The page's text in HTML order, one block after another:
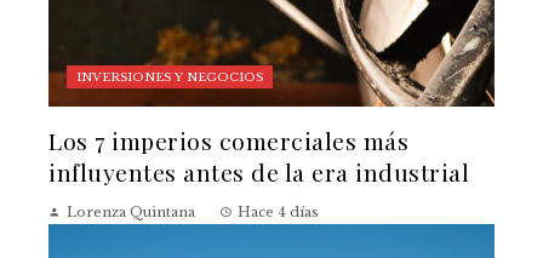
INVERSIONES Y NEGOCIOS
Los 7 imperios comerciales más
influyentes antes de la era industrial
Lorenza Quintana Hace 4 días